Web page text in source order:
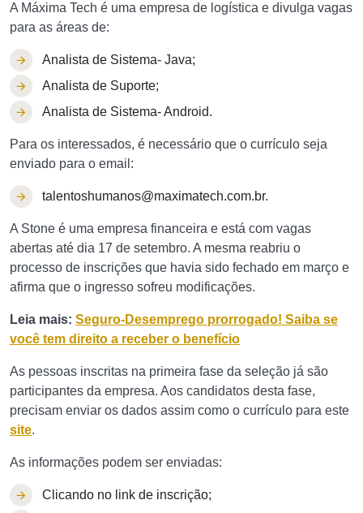
A Máxima Tech é uma empresa de logística e divulga vagas
para as áreas de:
Analista de Sistema- Java;
Analista de Suporte;
Analista de Sistema- Android.
Para os interessados, é necessário que o currículo seja
enviado para o email:
talentoshumanos@maximatech.com.br.
A Stone é uma empresa financeira e está com vagas
abertas até dia 17 de setembro. A mesma reabriu o
processo de inscrições que havia sido fechado em março e
afirma que o ingresso sofreu modificações.
Leia mais: Seguro-Desemprego prorrogado! Saiba se
você tem direito a receber o benefício
As pessoas inscritas na primeira fase da seleção já são
participantes da empresa. Aos candidatos desta fase,
precisam enviar os dados assim como o currículo para este
site.
As informações podem ser enviadas:
Clicando no link de inscrição;